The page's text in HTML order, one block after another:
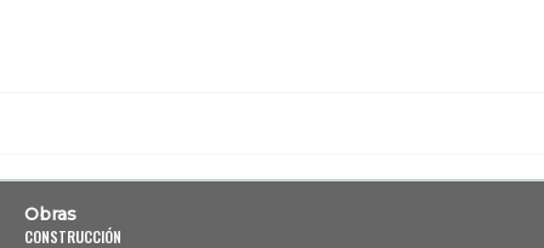
Obras
CONSTRUCCIÓN